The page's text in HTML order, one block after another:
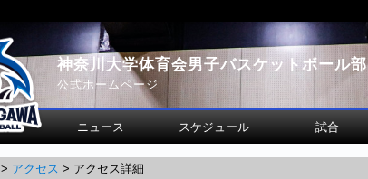
ニュース スケジュール 試合
神奈川大学体育会男子バスケットボール部
公式ホームページ
> アクセス > アクセス詳細